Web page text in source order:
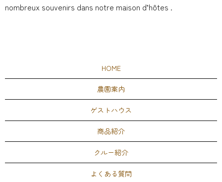
nombreux souvenirs dans notre maison d’hôtes .
HOME
農園案内
ゲストハウス
商品紹介
クルー紹介
よくある質問